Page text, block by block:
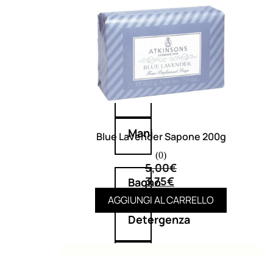
Profumi
nature
Viso/Labbra/Occhi
Corpo
Mani
Bagno
Detergenza
Blue Lavender Sapone 200g
(0)
5,00€
3,75€
AGGIUNGI AL CARRELLO